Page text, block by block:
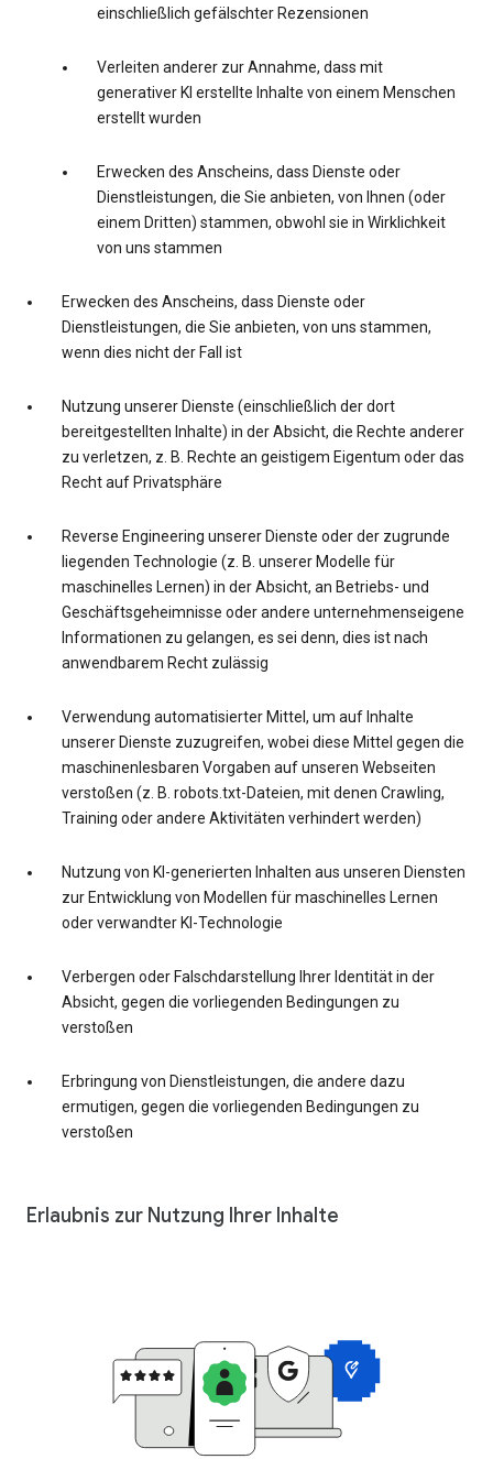
einschließlich gefälschter Rezensionen
Verleiten anderer zur Annahme, dass mit
generativer KI erstellte Inhalte von einem Menschen
erstellt wurden
Erwecken des Anscheins, dass Dienste oder
Dienstleistungen, die Sie anbieten, von Ihnen (oder
einem Dritten) stammen, obwohl sie in Wirklichkeit
von uns stammen
Erwecken des Anscheins, dass Dienste oder
Dienstleistungen, die Sie anbieten, von uns stammen,
wenn dies nicht der Fall ist
Nutzung unserer Dienste (einschließlich der dort
bereitgestellten Inhalte) in der Absicht, die Rechte anderer
zu verletzen, z. B. Rechte an geistigem Eigentum oder das
Recht auf Privatsphäre
Reverse Engineering unserer Dienste oder der zugrunde
liegenden Technologie (z. B. unserer Modelle für
maschinelles Lernen) in der Absicht, an Betriebs- und
Geschäftsgeheimnisse oder andere unternehmenseigene
Informationen zu gelangen, es sei denn, dies ist nach
anwendbarem Recht zulässig
Verwendung automatisierter Mittel, um auf Inhalte
unserer Dienste zuzugreifen, wobei diese Mittel gegen die
maschinenlesbaren Vorgaben auf unseren Webseiten
verstoßen (z. B. robots.txt-Dateien, mit denen Crawling,
Training oder andere Aktivitäten verhindert werden)
Nutzung von KI-generierten Inhalten aus unseren Diensten
zur Entwicklung von Modellen für maschinelles Lernen
oder verwandter KI-Technologie
Verbergen oder Falschdarstellung Ihrer Identität in der
Absicht, gegen die vorliegenden Bedingungen zu
verstoßen
Erbringung von Dienstleistungen, die andere dazu
ermutigen, gegen die vorliegenden Bedingungen zu
verstoßen
Erlaubnis zur Nutzung Ihrer Inhalte